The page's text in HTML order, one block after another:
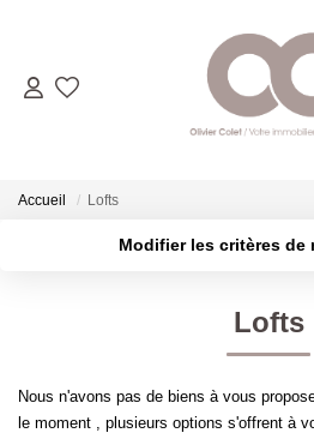
ESTIMER
Accueil Lofts
Modifier les critères de
Budget max
Lofts
Nous n'avons pas de biens à vous
le moment , plusieurs options s'offrent à